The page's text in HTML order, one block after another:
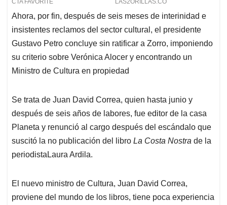
Ahora, por fin, después de seis meses de interinidad e
insistentes reclamos del sector cultural, el presidente
Gustavo Petro concluye sin ratificar a Zorro, imponiendo
su criterio sobre Verónica Alocer y encontrando un
Ministro de Cultura en propiedad
Se trata de Juan David Correa, quien hasta junio y
después de seis años de labores, fue editor de la casa
Planeta y renunció al cargo después del escándalo que
suscitó la no publicación del libro La Costa Nostra de la
periodistaLaura Ardila.
El nuevo ministro de Cultura, Juan David Correa,
proviene del mundo de los libros, tiene poca experiencia